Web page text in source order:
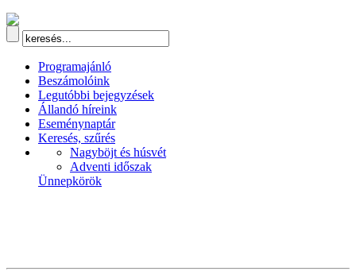
Programajánló
Beszámolóink
Legutóbbi bejegyzések
Állandó híreink
Eseménynaptár
Keresés, szűrés
Nagyböjt és húsvét
Adventi időszak
Ünnepkörök